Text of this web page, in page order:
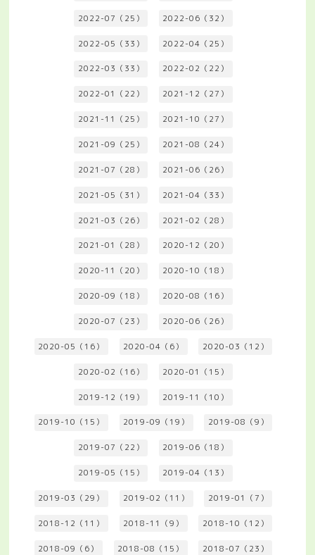
2022-07（25） 2022-06（32）
2022-05（33） 2022-04（25）
2022-03（33） 2022-02（22）
2022-01（22） 2021-12（27）
2021-11（25） 2021-10（27）
2021-09（25） 2021-08（24）
2021-07（28） 2021-06（26）
2021-05（31） 2021-04（33）
2021-03（26） 2021-02（28）
2021-01（28） 2020-12（20）
2020-11（20） 2020-10（18）
2020-09（18） 2020-08（16）
2020-07（23） 2020-06（26）
2020-05（16） 2020-04（6） 2020-03（12）
2020-02（16） 2020-01（15）
2019-12（19） 2019-11（10）
2019-10（15） 2019-09（19） 2019-08（9）
2019-07（22） 2019-06（18）
2019-05（15） 2019-04（13）
2019-03（29） 2019-02（11） 2019-01（7）
2018-12（11） 2018-11（9） 2018-10（12）
2018-09（6） 2018-08（15） 2018-07（23）